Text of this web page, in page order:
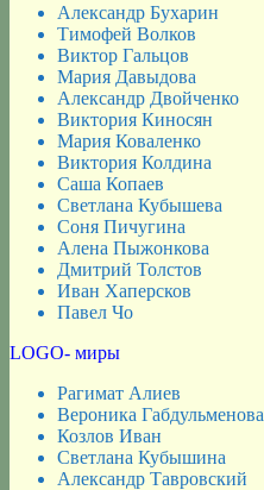
Александр Бухарин
Тимофей Волков
Виктор Гальцов
Мария Давыдова
Александр Двойченко
Виктория Киносян
Мария Коваленко
Виктория Колдина
Саша Копаев
Светлана Кубышева
Соня Пичугина
Алена Пыжонкова
Дмитрий Толстов
Иван Хаперсков
Павел Чо
LOGO- миры
Рагимат Алиев
Вероника Габдульменова
Козлов Иван
Светлана Кубышина
Александр Тавровский